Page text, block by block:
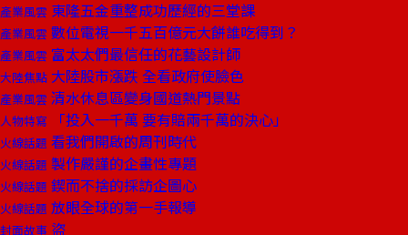
產業風雲 東隆五金重整成功歷經的三堂課
產業風雲 數位電視一千五百億元大餅誰吃得到？
產業風雲 富太太們最信任的花藝設計師
大陸焦點 大陸股市漲跌 全看政府使臉色
產業風雲 清水休息區變身國道熱門景點
人物特寫 「投入一千萬 要有賠兩千萬的決心」
火線話題 看我們開啟的周刊時代
火線話題 製作嚴謹的企畫性專題
火線話題 鍥而不捨的採訪企圖心
火線話題 放眼全球的第一手報導
封面故事 盜